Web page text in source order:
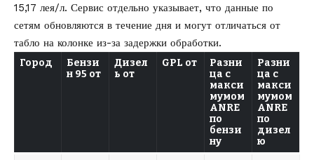
15,17 лея/л. Сервис отдельно указывает, что данные по
сетям обновляются в течение дня и могут отличаться от
табло на колонке из-за задержки обработки.
Город
Бензи
н 95 от
Дизел
ь от
GPL от
Разни
ца с
макси
мумом
ANRE
по
бензи
ну
Разни
ца с
макси
мумом
ANRE
по
дизел
ю